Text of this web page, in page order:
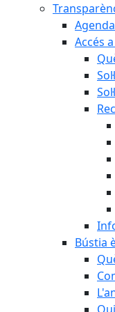
Accés
Bústia